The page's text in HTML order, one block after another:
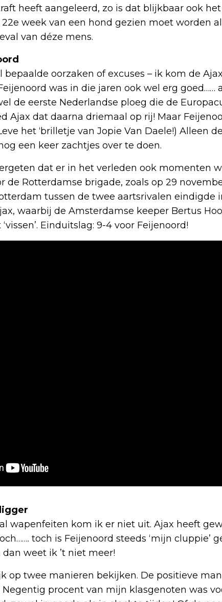
heeft aangeleerd, zo is dat blijkbaar ook
week van een hond gezien moet worden
van déze mens.
oorzaken of excuses – ik kom de
was in die jaren ook wel erg goed……
de eerste Nederlandse ploeg die de
Ajax dat daarna driemaal op rij! Maar
het ‘brilletje van Jopie Van Daele!) Alleen
een keer zachtjes over te doen.
dat er in het verleden ook momenten
de Rotterdamse brigade, zoals op 29
tussen de twee aartsrivalen eindigde
waarbij de Amsterdamse keeper Bertus
Einduitslag: 9-4 voor Feijenoord!
wapenfeiten kom ik er niet uit. Ajax heeft
toch is Feijenoord steeds ‘mijn cluppie’
weet ik ’t niet meer!
op twee manieren bekijken. De positieve
Negentig procent van mijn klasgenoten was